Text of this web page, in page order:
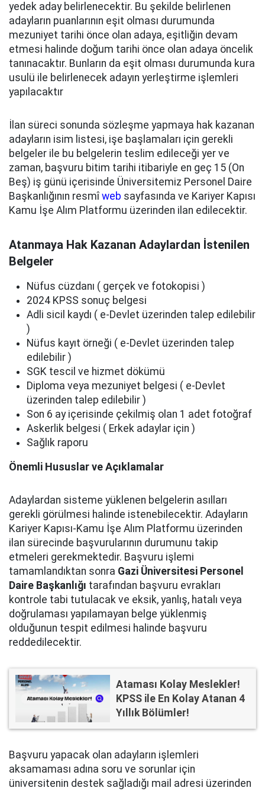
yedek aday belirlenecektir. Bu şekilde belirlenen
adayların puanlarının eşit olması durumunda
mezuniyet tarihi önce olan adaya, eşitliğin devam
etmesi halinde doğum tarihi önce olan adaya öncelik
tanınacaktır. Bunların da eşit olması durumunda kura
usulü ile belirlenecek adayın yerleştirme işlemleri
yapılacaktır
İlan süreci sonunda sözleşme yapmaya hak kazanan
adayların isim listesi, işe başlamaları için gerekli
belgeler ile bu belgelerin teslim edileceği yer ve
zaman, başvuru bitim tarihi itibariyle en geç 15 (On
Beş) iş günü içerisinde Üniversitemiz Personel Daire
Başkanlığının resmîweb sayfasında ve Kariyer Kapısı
Kamu İşe Alım Platformu üzerinden ilan edilecektir.
Atanmaya Hak Kazanan Adaylardan İstenilen
Belgeler
Nüfus cüzdanı ( gerçek ve fotokopisi )
2024 KPSS sonuç belgesi
Adli sicil kaydı ( e-Devlet üzerinden talep edilebilir
)
Nüfus kayıt örneği ( e-Devlet üzerinden talep
edilebilir )
SGK tescil ve hizmet dökümü
Diploma veya mezuniyet belgesi ( e-Devlet
üzerinden talep edilebilir )
Son 6 ay içerisinde çekilmiş olan 1 adet fotoğraf
Askerlik belgesi ( Erkek adaylar için )
Sağlık raporu
Önemli Hususlar ve Açıklamalar
Adaylardan sisteme yüklenen belgelerin asılları
gerekli görülmesi halinde istenebilecektir. Adayların
Kariyer Kapısı-Kamu İşe Alım Platformu üzerinden
ilan sürecinde başvurularının durumunu takip
etmeleri gerekmektedir. Başvuru işlemi
tamamlandıktan sonra Gazi Üniversitesi Personel
Daire Başkanlığı tarafından başvuru evrakları
kontrole tabi tutulacak ve eksik, yanlış, hatalı veya
doğrulaması yapılamayan belge yüklenmiş
olduğunun tespit edilmesi halinde başvuru
reddedilecektir.
Ataması Kolay Meslekler!
KPSS ile En Kolay Atanan 4
Yıllık Bölümler!
Başvuru yapacak olan adayların işlemleri
aksamaması adına soru ve sorunlar için
üniversitenin destek sağladığı mail adresi üzerinden